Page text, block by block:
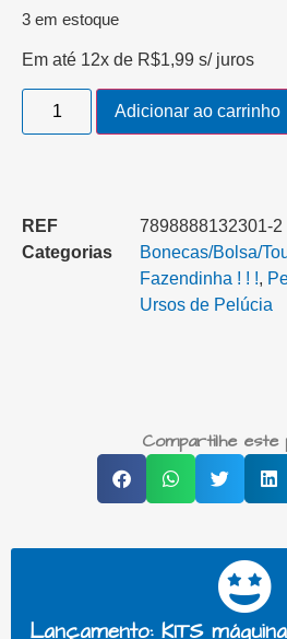
3 em estoque
Em até 12x de R$1,99 s/ juros
Adicionar ao carrinho
REF
7898888132301-2
Categorias
Bonecas/Bolsa/
Fazendinha ! ! !,
Ursos de Pelúcia
Compartilhe este
Lançamento: KITS